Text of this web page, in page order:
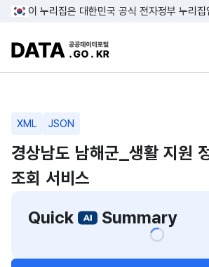
콘텐츠 바
푸터 바로
이 누리집은 대한민국 공식 전자정부 누리집
DATA.GO.KR 공공데이터
XML JSON
경상남도 남해군_생활 지원
조회 서비스
Quick
Summary